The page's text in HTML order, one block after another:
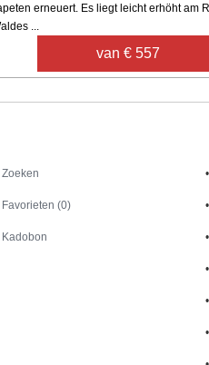
erneuert. Es liegt leicht erhöht am
...
van € 557
Zoeken
Favorieten (0)
Kadobon